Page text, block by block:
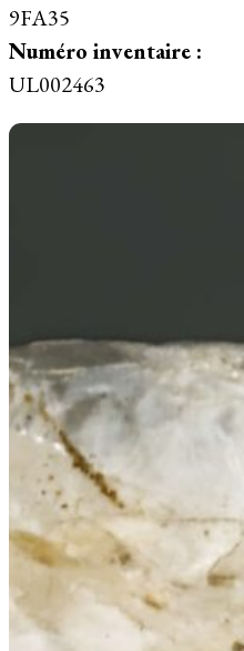
9FA35
Numéro inventaire :
UL002463